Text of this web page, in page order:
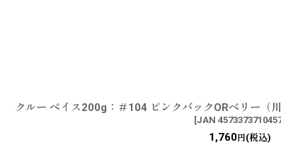
クルー ベイス200g：＃104 ピンクバックORベリー（
[JAN
1,760円(税込)